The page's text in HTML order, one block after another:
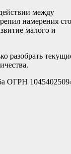
между
намерения
малого и
разобрать